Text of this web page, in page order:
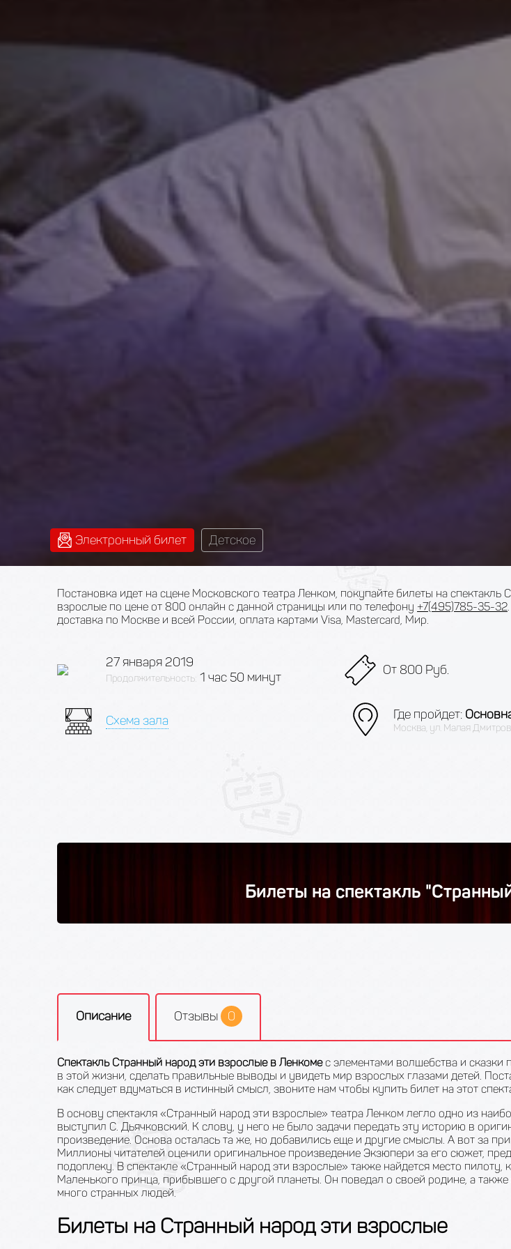
Электронный билет Детское
Постановка идет на сцене Московского театра Ленком, покупайте билеты на спектакль
взрослые по цене от 800 онлайн с данной страницы или по телефону +7(495)785-35-32
доставка по Москве и всей России, оплата картами Visa, Mastercard, Мир.
27 января 2019
Продолжительность: 1 час 50 минут От 800 Руб.
Схема зала Где пройдет:
Москва, ул. Малая
Билеты на спектакль
Описание Отзывы 0
Спектакль Странный народ эти взрослые в Ленкомес элементами волшебства и сказки
в этой жизни, сделать правильные выводы и увидеть мир взрослых глазами детей.
как следует вдуматься в истинный смысл, звоните нам чтобы купить билет на этот
В основу спектакля «Странный народ эти взрослые» театра Ленком легло одно из
выступил С. Дьячковский. К слову, у него не было задачи передать эту историю в
произведение. Основа осталась та же, но добавились еще и другие смыслы. А вот за
Миллионы читателей оценили оригинальное произведение Экзюпери за его сюжет,
подоплеку. В спектакле «Странный народ эти взрослые» также найдется место пилоту,
Маленького принца, прибывшего с другой планеты. Он поведал о своей родине, а
много странных людей.
Билеты на Странный народ эти взрослые